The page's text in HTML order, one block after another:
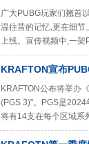
广大PUBG玩家们翘首
温往昔的记忆,更在细节
上线。宣传视频中,一
​KRAFTON宣布
KRAFTON公布将举办
(PGS 3)"。PGS是
将有14支在每个区域系